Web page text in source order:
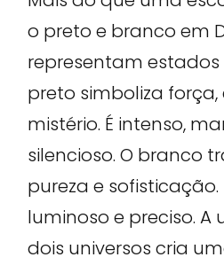
o preto e branco em
representam estados
preto simboliza
mistério. É intenso,
silencioso. O branco
pureza e sofisticação.
luminoso e preciso. A
dois universos cria